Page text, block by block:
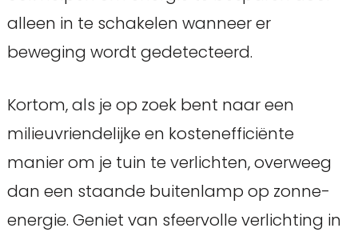
alleen in te schakelen wanneer er
beweging wordt gedetecteerd.
Kortom, als je op zoek bent naar een
milieuvriendelijke en kostenefficiënte
manier om je tuin te verlichten, overweeg
dan een staande buitenlamp op zonne-
energie. Geniet van sfeervolle verlichting in